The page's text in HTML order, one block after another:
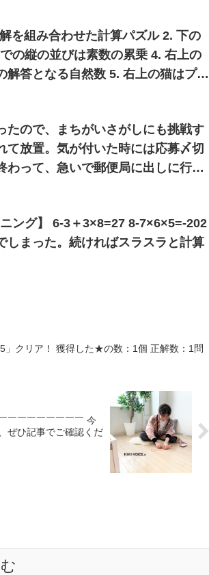
を組み合わせた計算パズル 2. 下の
の縦の並びは素数の累乗 4. 右上の
解答となる自然数 5. 右上の猫はプレ
たので、まちがいさがしにも挑戦す
て放置。気が付いた時には応募〆切
8-7×6×5=-202
しまった。続ければスラスラと計算
1個 正解数：1問
￣￣￣￣￣￣￣￣ 今
ぜひ記事でご確認くだ